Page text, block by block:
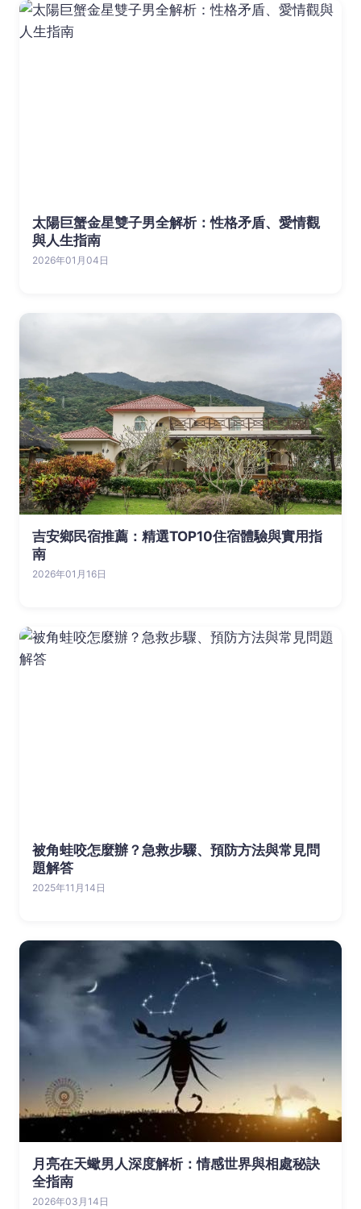
太陽巨蟹金星雙子男全解析：性格矛盾、愛情觀
與人生指南
2026年01月04日
吉安鄉民宿推薦：精選TOP10住宿體驗與實用指
南
2026年01月16日
被角蛙咬怎麼辦？急救步驟、預防方法與常見問
題解答
2025年11月14日
月亮在天蠍男人深度解析：情感世界與相處秘訣
全指南
2026年03月14日